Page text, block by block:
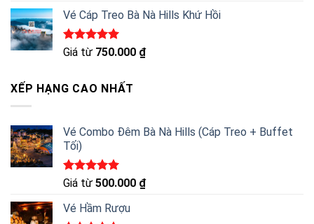
5 sao
Vé Cáp Treo Bà Nà Hills Khứ Hồi
Được xếp
Giá từ 750.000 ₫
XẾP HẠNG CAO NHẤT
Vé Combo Đêm Bà Nà Hills (Cáp Treo + Buffet
Tối)
Được xếp
5 sao
Giá từ 500.000 ₫
Vé Hầm Rượu